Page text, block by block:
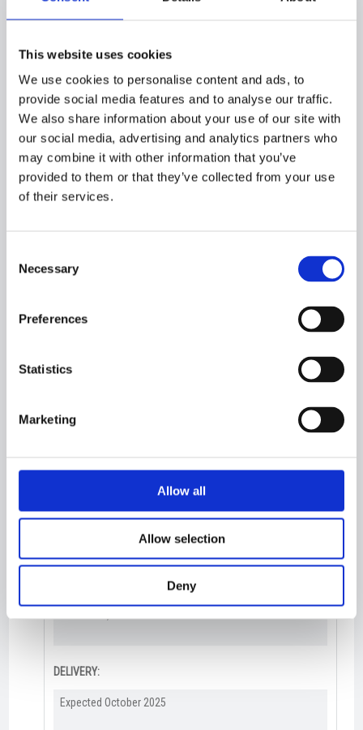
This website uses cookies
We use cookies to personalise content and ads, to
provide social media features and to analyse our traffic.
We also share information about your use of our site with
our social media, advertising and analytics partners who
may combine it with other information that you’ve
provided to them or that they’ve collected from your use
of their services.
Selection
Necessary
Preferences
Statistics
Marketing
Allow all
Allow selection
Deny
VACUUM SYSTEM:
CAPACITIES:
RSW tanks:
m3
10.5 kn​
ACCOMODATION:
Karstensens Skibsværft A/S
DELIVERY:
Expected October 2025​